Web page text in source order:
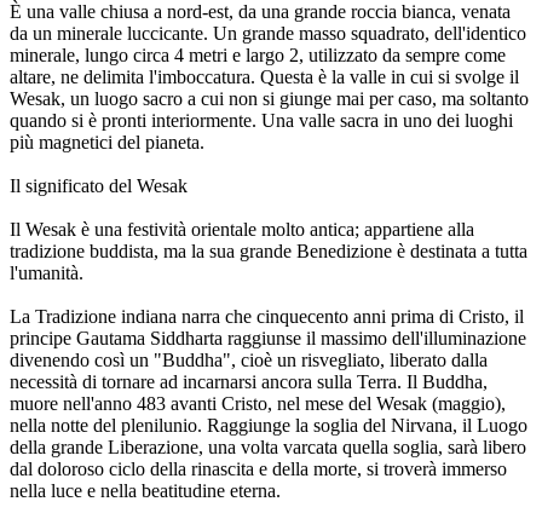
È una valle chiusa a nord-est, da una grande roccia bianca, venata
da un minerale luccicante. Un grande masso squadrato, dell'identico
minerale, lungo circa 4 metri e largo 2, utilizzato da sempre come
altare, ne delimita l'imboccatura. Questa è la valle in cui si svolge il
Wesak, un luogo sacro a cui non si giunge mai per caso, ma soltanto
quando si è pronti interiormente. Una valle sacra in uno dei luoghi
più magnetici del pianeta.
Il significato del Wesak
Il Wesak è una festività orientale molto antica; appartiene alla
tradizione buddista, ma la sua grande Benedizione è destinata a tutta
l'umanità.
La Tradizione indiana narra che cinquecento anni prima di Cristo, il
principe Gautama Siddharta raggiunse il massimo dell'illuminazione
divenendo così un "Buddha", cioè un risvegliato, liberato dalla
necessità di tornare ad incarnarsi ancora sulla Terra. Il Buddha,
muore nell'anno 483 avanti Cristo, nel mese del Wesak (maggio),
nella notte del plenilunio. Raggiunge la soglia del Nirvana, il Luogo
della grande Liberazione, una volta varcata quella soglia, sarà libero
dal doloroso ciclo della rinascita e della morte, si troverà immerso
nella luce e nella beatitudine eterna.